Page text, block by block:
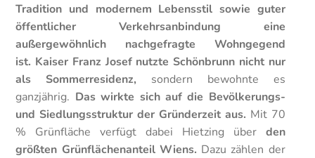
Tradition und modernem Lebensstil sowie guter
öffentlicher Verkehrsanbindung eine
außergewöhnlich nachgefragte Wohngegend
ist. Kaiser Franz Josef nutzte Schönbrunn nicht nur
als Sommerresidenz, sondern bewohnte es
ganzjährig. Das wirkte sich auf die Bevölkerungs-
und Siedlungsstruktur der Gründerzeit aus. Mit 70
% Grünfläche verfügt dabei Hietzing über den
größten Grünflächenanteil Wiens. Dazu zählen der